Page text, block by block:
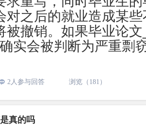
对之后的就业造成某
被撤销。如果毕业论
实会被判断为严重剽
2人参与回答 浏览（181）
真的吗